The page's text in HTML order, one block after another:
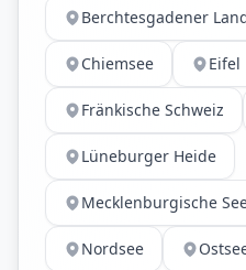
Berchtesgadener
Chiemsee Eifel
Fränkische Schweiz
Lüneburger Heide
Mecklenburgische
Nordsee